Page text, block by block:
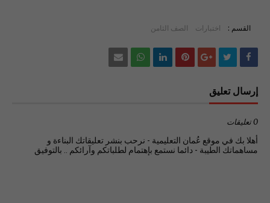
القسم : اختبارات الصف الثامن
إرسال تعليق
0 تعليقات
أهلا بك في موقع عُمان التعليمية - نرحب بنشر تعليقاتك البناءة و
مساهماتك الطيبة - دائما نستمع بإهتمام لطلباتكم وآرائكم .. بالتوفيق